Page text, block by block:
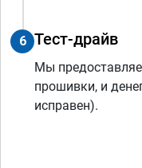
6 Тест-драйв
Мы
прошивки, и
исправен).